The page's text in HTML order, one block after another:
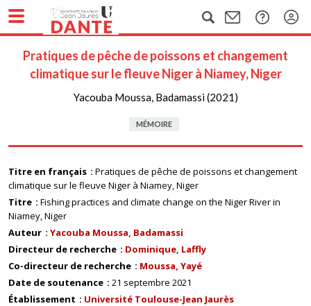
Pratiques de pêche de poissons et changement
climatique sur le fleuve Niger à Niamey, Niger
Yacouba Moussa, Badamassi (2021)
MÉMOIRE
Titre en français
Pratiques de pêche de poissons et changement
climatique sur le fleuve Niger à Niamey, Niger
Titre
Fishing practices and climate change on the Niger River in
Niamey, Niger
Auteur
Yacouba Moussa, Badamassi
Directeur de recherche
Dominique, Laffly
Co-directeur de recherche
Moussa, Yayé
Date de soutenance
21 septembre 2021
Établissement
Université Toulouse-Jean Jaurès